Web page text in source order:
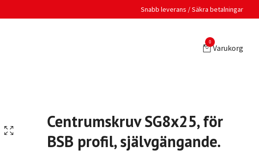
Snabb leverans / Säkra betalningar
0
Varukorg
Centrumskruv SG8x25, för
BSB profil, självgängande.